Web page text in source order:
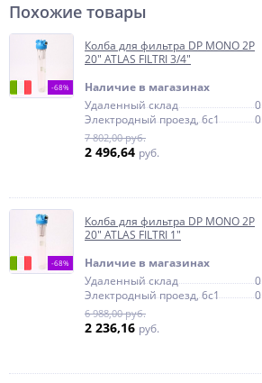
Похожие товары
-68%
Колба для фильтра DP MONO 2P
20" ATLAS FILTRI 3/4"
Наличие в магазинах
Удаленный склад
0
Электродный проезд, 6с1
0
7 802,00 руб.
2 496,64 руб.
-68%
Колба для фильтра DP MONO 2P
20" ATLAS FILTRI 1"
Наличие в магазинах
Удаленный склад
0
Электродный проезд, 6с1
0
6 988,00 руб.
2 236,16 руб.